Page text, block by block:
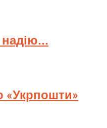
«Укрпошти»